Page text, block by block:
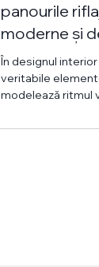
panourile
moderne și
mult decât
În designul
veritabile
modelează ritmul
panourile riflaj s-
eficientă ține de